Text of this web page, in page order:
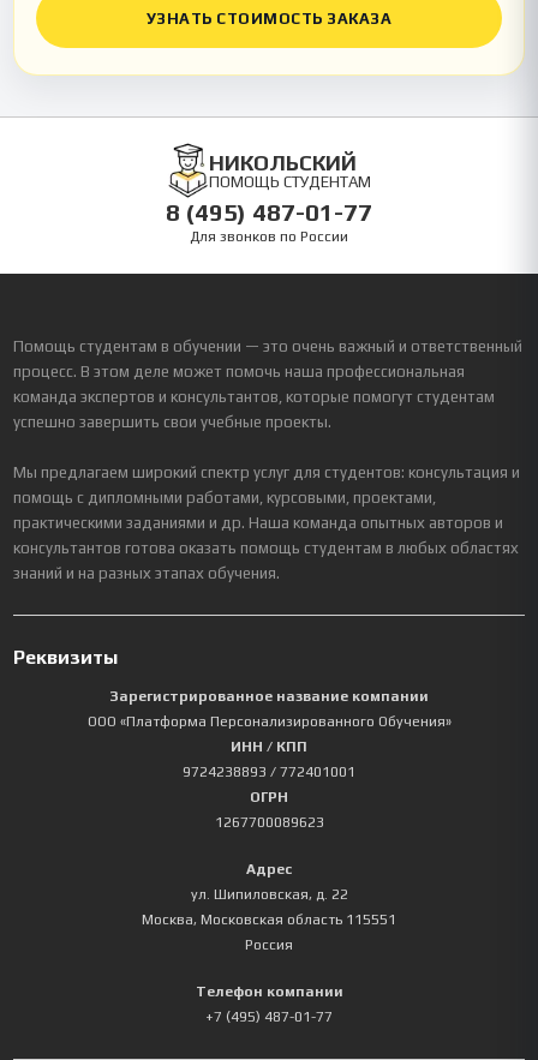
УЗНАТЬ СТОИМОСТЬ ЗАКАЗА
НИКОЛЬСКИЙ
ПОМОЩЬ СТУДЕНТАМ
8 (495) 487-01-77
Для звонков по России
Помощь студентам в обучении — это очень важный и ответственный
процесс. В этом деле может помочь наша профессиональная
команда экспертов и консультантов, которые помогут студентам
успешно завершить свои учебные проекты.
Мы предлагаем широкий спектр услуг для студентов: консультация и
помощь с дипломными работами, курсовыми, проектами,
практическими заданиями и др. Наша команда опытных авторов и
консультантов готова оказать помощь студентам в любых областях
знаний и на разных этапах обучения.
Реквизиты
Зарегистрированное название компании
ООО «Платформа Персонализированного Обучения»
ИНН / КПП
9724238893 / 772401001
ОГРН
1267700089623
Адрес
ул. Шипиловская, д. 22
Москва, Московская область 115551
Россия
Телефон компании
+7 (495) 487-01-77